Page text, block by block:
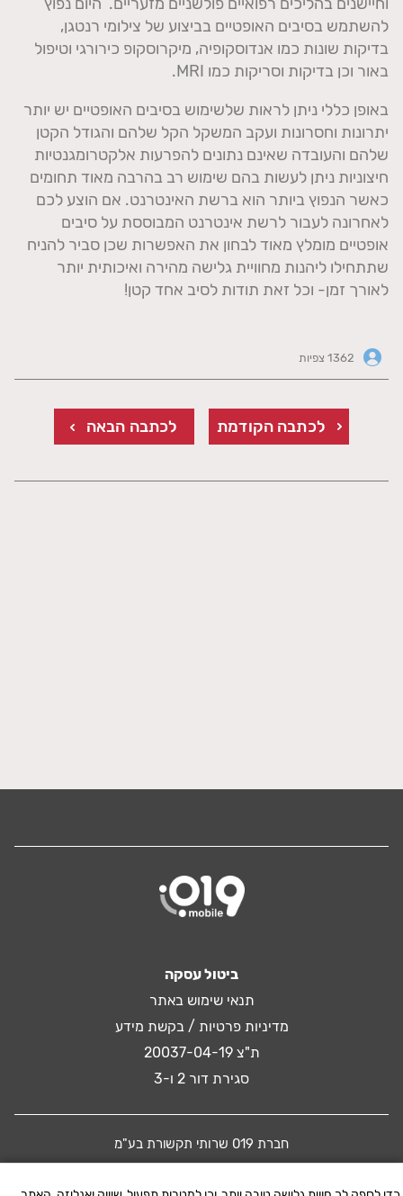
להשתמש בסיבים האופטיים בביצוע של צילומי רנטגן,
בדיקות שונות כמו אנדוסקופיה, מיקרוסקופ כירורגי וטיפול
באור וכן בדיקות וסריקות כמו MRI.
באופן כללי ניתן לראות שלשימוש בסיבים האופטיים יש יותר
יתרונות וחסרונות ועקב המשקל הקל שלהם והגודל הקטן
שלהם והעובדה שאינם נתונים להפרעות אלקטרומגנטיות
חיצוניות ניתן לעשות בהם שימוש רב בהרבה מאוד תחומים
כאשר הנפוץ ביותר הוא ברשת האינטרנט. אם הוצע לכם
לאחרונה לעבור לרשת אינטרנט המבוססת על סיבים
אופטיים מומלץ מאוד לבחון את האפשרות שכן סביר להניח
שתתחילו ליהנות מחוויית גלישה מהירה ואיכותית יותר
לאורך זמן- וכל זאת תודות לסיב אחד קטן!
לכתבה הקודמת לכתבה הבאה
ביטול עסקה
תנאי שימוש באתר
מדיניות פרטיות / בקשת מידע
ת"צ 20037-04-19
סגירת דור 2 ו-3
חברת 019 שרותי תקשורת בע"מ